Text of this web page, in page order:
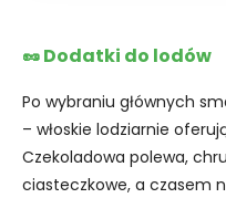
🥜 Dodatki do lodów
Po wybraniu głównych
– włoskie lodziarnie
Czekoladowa polewa,
ciasteczkowe, a czasem